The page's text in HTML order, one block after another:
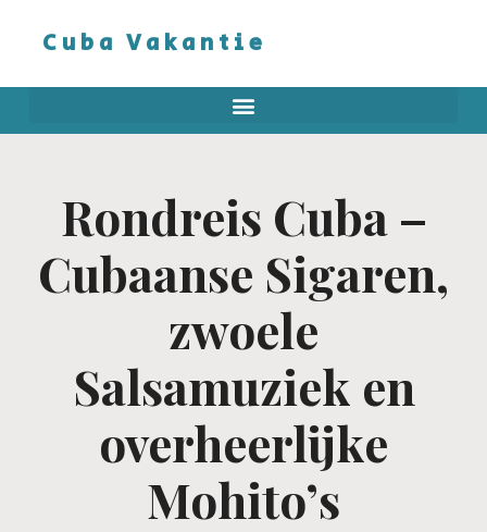
Cuba Vakantie
Rondreis Cuba –
Cubaanse Sigaren,
zwoele
Salsamuziek en
overheerlijke
Mohito’s